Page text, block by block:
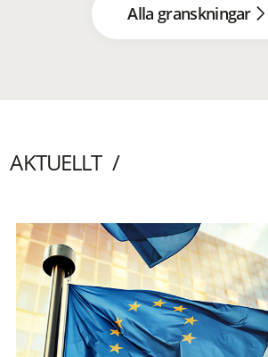
Alla granskningar
AKTUELLT